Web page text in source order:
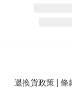
退換貨政策| 條